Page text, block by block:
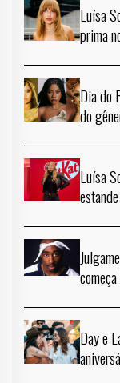
Luísa
prima
Dia do
do
Luísa
Day e